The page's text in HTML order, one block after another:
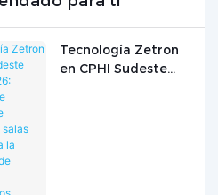
Tecnología Zetron
en CPHI Sudeste